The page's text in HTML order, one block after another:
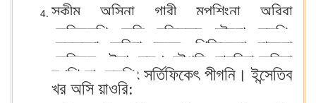
স্কীম অসিনা গারী মপুশিংনা অরিবা
ভেহিকলশিং অসি রেজিস্তর তৌরবা স্ক্রেপিং
সেন্তরদা অরিবা অমসুং শিজিন্নবা য়াদ্রবা
ভেহিকল ওইনা স্ক্রেপ তৌগনি, হায়রিবা অসিদা
মপুশিংনা স্ক্রেপিং সর্তিফিকেৎ পীগনি। ইন্সেতিব
খর অসি য়াওরি: